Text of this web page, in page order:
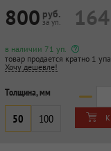
800 руб.
за уп. 164
в наличии 71 уп.
товар продается кратно 1
Хочу дешевле!
Толщина, мм
50 100